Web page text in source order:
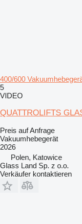
400/600
5
VIDEO
QUATTROLIFTS
Preis auf Anfrage
Vakuumhebegerät
2026
Polen, Katowice
Glass Land Sp. z o.o.
Verkäufer kontaktieren